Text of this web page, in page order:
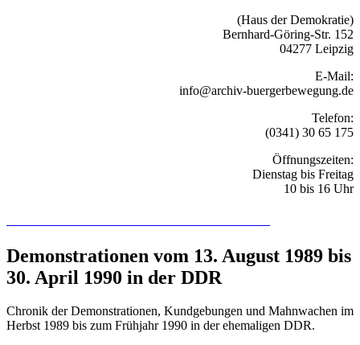
(Haus der Demokratie)
Bernhard-Göring-Str. 152
04277 Leipzig
E-Mail:
info@archiv-buergerbewegung.de
Telefon:
(0341) 30 65 175
Öffnungszeiten:
Dienstag bis Freitag
10 bis 16 Uhr
Demonstrationen vom 13. August 1989 bis
30. April 1990 in der DDR
Chronik der Demonstrationen, Kundgebungen und Mahnwachen im
Herbst 1989 bis zum Frühjahr 1990 in der ehemaligen DDR.